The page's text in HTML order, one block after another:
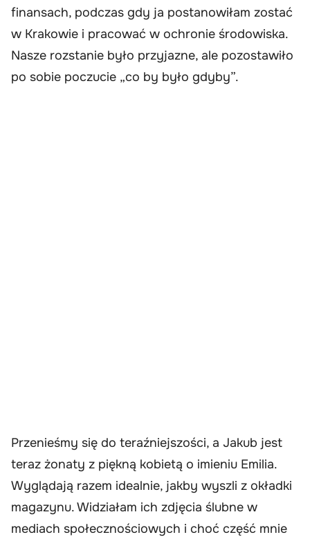
finansach, podczas gdy ja postanowiłam zostać
w Krakowie i pracować w ochronie środowiska.
Nasze rozstanie było przyjazne, ale pozostawiło
po sobie poczucie „co by było gdyby”.
Przenieśmy się do teraźniejszości, a Jakub jest
teraz żonaty z piękną kobietą o imieniu Emilia.
Wyglądają razem idealnie, jakby wyszli z okładki
magazynu. Widziałam ich zdjęcia ślubne w
mediach społecznościowych i choć część mnie